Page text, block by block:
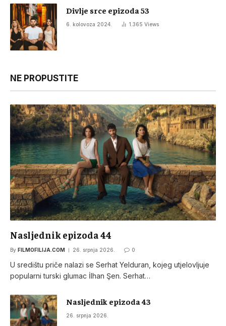
Divlje srce epizoda 53
6. kolovoza 2024. 1.365 Views
NE PROPUSTITE
Nasljednik epizoda 44
By FILMOFILIJA.COM 26. srpnja 2026. 0
U središtu priče nalazi se Serhat Yelduran, kojeg utjelovljuje
popularni turski glumac İlhan Şen. Serhat…
Nasljednik epizoda 43
26. srpnja 2026.